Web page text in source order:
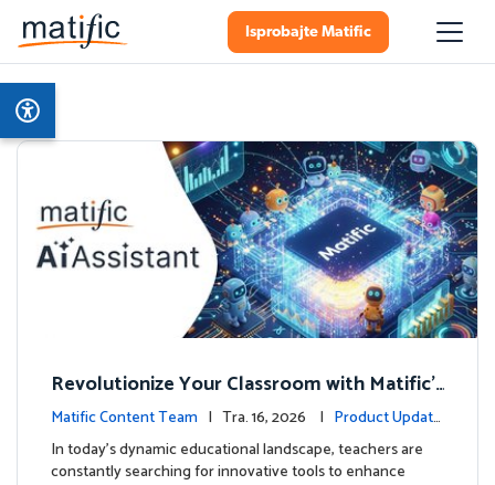
Isprobajte Matific
Revolutionize Your Classroom with Matific's
AI-Powered Teacher Assistant
Matific Content Team | Tra. 16, 2026 | Product Update
sIn today's dynamic educational landscape, teachers are
constantly searching for innovative tools to enhance